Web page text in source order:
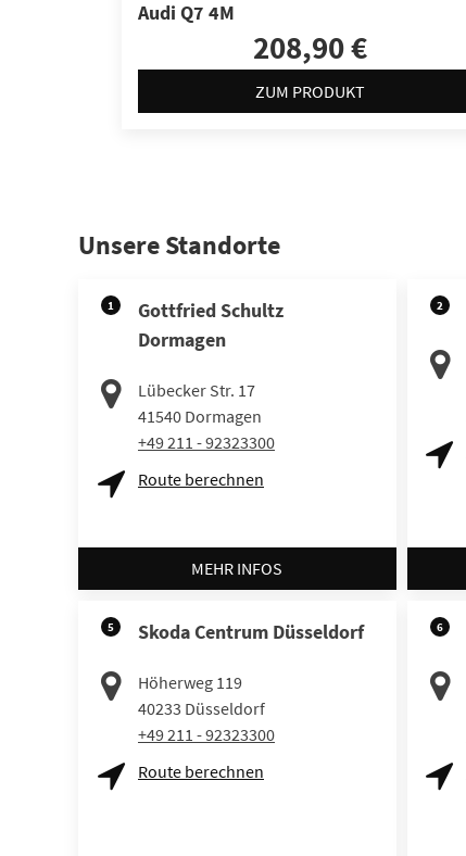
Audi Q7 4M
208,90 €
ZUM PRODUKT
Unsere Standorte
1
Gottfried Schultz
Dormagen
Lübecker Str. 17
41540 Dormagen
+49 211 - 92323300
Route berechnen
MEHR INFOS
2
5 Skoda Centrum Düsseldorf
Höherweg 119
40233 Düsseldorf
+49 211 - 92323300
Route berechnen
6